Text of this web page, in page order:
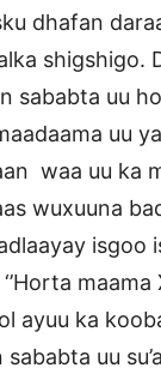
dhafan
shigshigo.
sababta uu
uu
waa uu ka
wuxuuna
isgoo
maama
ayuu ka
uu